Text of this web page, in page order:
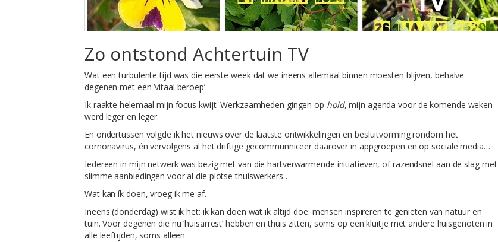
Zo ontstond Achtertuin TV
Wat een turbulente tijd was die eerste week dat we ineens allemaal binnen moesten blijven, behalve
degenen met een ‘vitaal beroep’.
Ik raakte helemaal mijn focus kwijt. Werkzaamheden gingen op hold, mijn agenda voor de komende weken
werd leger en leger.
En ondertussen volgde ik het nieuws over de laatste ontwikkelingen en besluitvorming rondom het
cornonavirus, én vervolgens al het driftige gecommunniceer daarover in appgroepen en op sociale media…
Iedereen in mijn netwerk was bezig met van die hartverwarmende initiatieven, of razendsnel aan de slag met
slimme aanbiedingen voor al die plotse thuiswerkers…
Wat kan ík doen, vroeg ik me af.
Ineens (donderdag) wist ik het: ik kan doen wat ik altijd doe: mensen inspireren te genieten van natuur en
tuin. Voor degenen die nu ‘huisarrest’ hebben en thuis zitten, soms op een kluitje met andere huisgenoten in
alle leeftijden, soms alleen.